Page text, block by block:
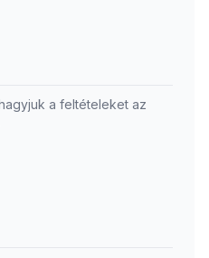
a feltételeket az